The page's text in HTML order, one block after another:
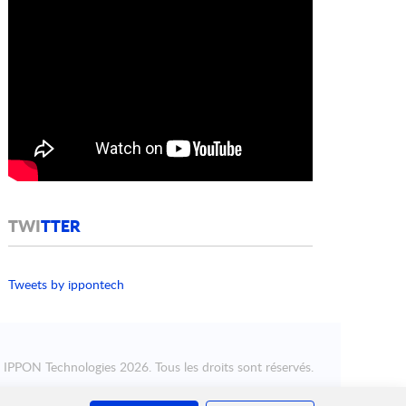
TWITTER
Tweets by ippontech
IPPON Technologies 2026. Tous les droits sont réservés.